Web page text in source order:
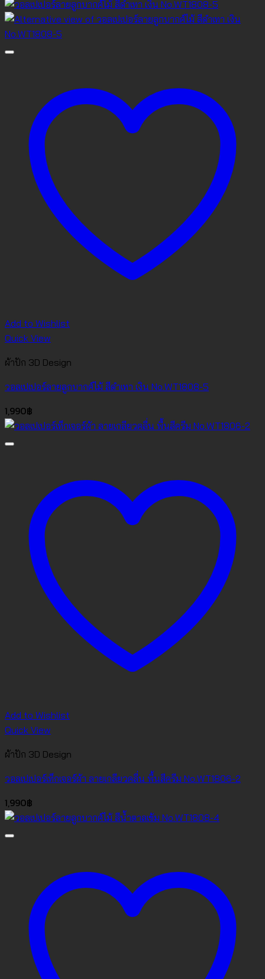
Add to Wishlist
Quick View
ผ้าปัก 3D Design
วอลเปเปอร์ลายลูกบากศ์ไม้ สีดำเทา เงิน No.WT1808-5
1,990฿
Add to Wishlist
Quick View
ผ้าปัก 3D Design
วอลเปเปอร์เท็กเจอร์ผ้า ลายเกลียวคลื่น พื้นสีครีม No.WT1806-2
1,990฿